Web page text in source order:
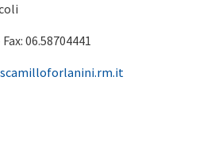
06.58704441